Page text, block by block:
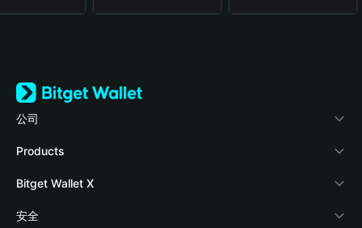
公司
關於 Bitget Wallet
部落格
學院
Products
Crypto Card
Stablecoin Earn
Bitget Wallet X
開發者文件
安全